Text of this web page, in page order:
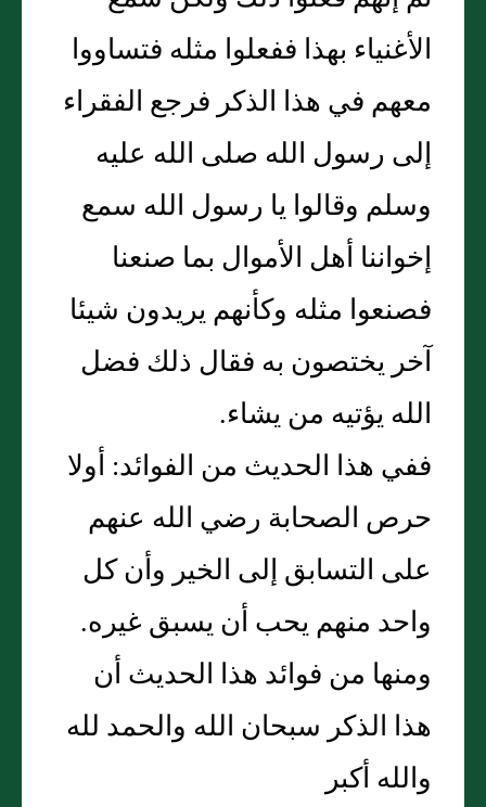
الأغنياء بهذا ففعلوا مثله فتساووا
معهم في هذا الذكر فرجع الفقراء
إلى رسول الله صلى الله عليه
وسلم وقالوا يا رسول الله سمع
إخواننا أهل الأموال بما صنعنا
فصنعوا مثله وكأنهم يريدون شيئا
آخر يختصون به فقال ذلك فضل
الله يؤتيه من يشاء.
ففي هذا الحديث من الفوائد: أولا
حرص الصحابة رضي الله عنهم
على التسابق إلى الخير وأن كل
واحد منهم يحب أن يسبق غيره.
ومنها من فوائد هذا الحديث أن
هذا الذكر سبحان الله والحمد لله
والله أكبر